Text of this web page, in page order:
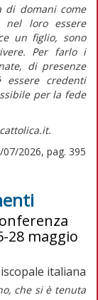
di domani come
nel loro essere
un figlio, sono
Per farlo i
di presenze
credenti
per la fede
2026, pag. 395
28 maggio
italiana
che si è tenuta